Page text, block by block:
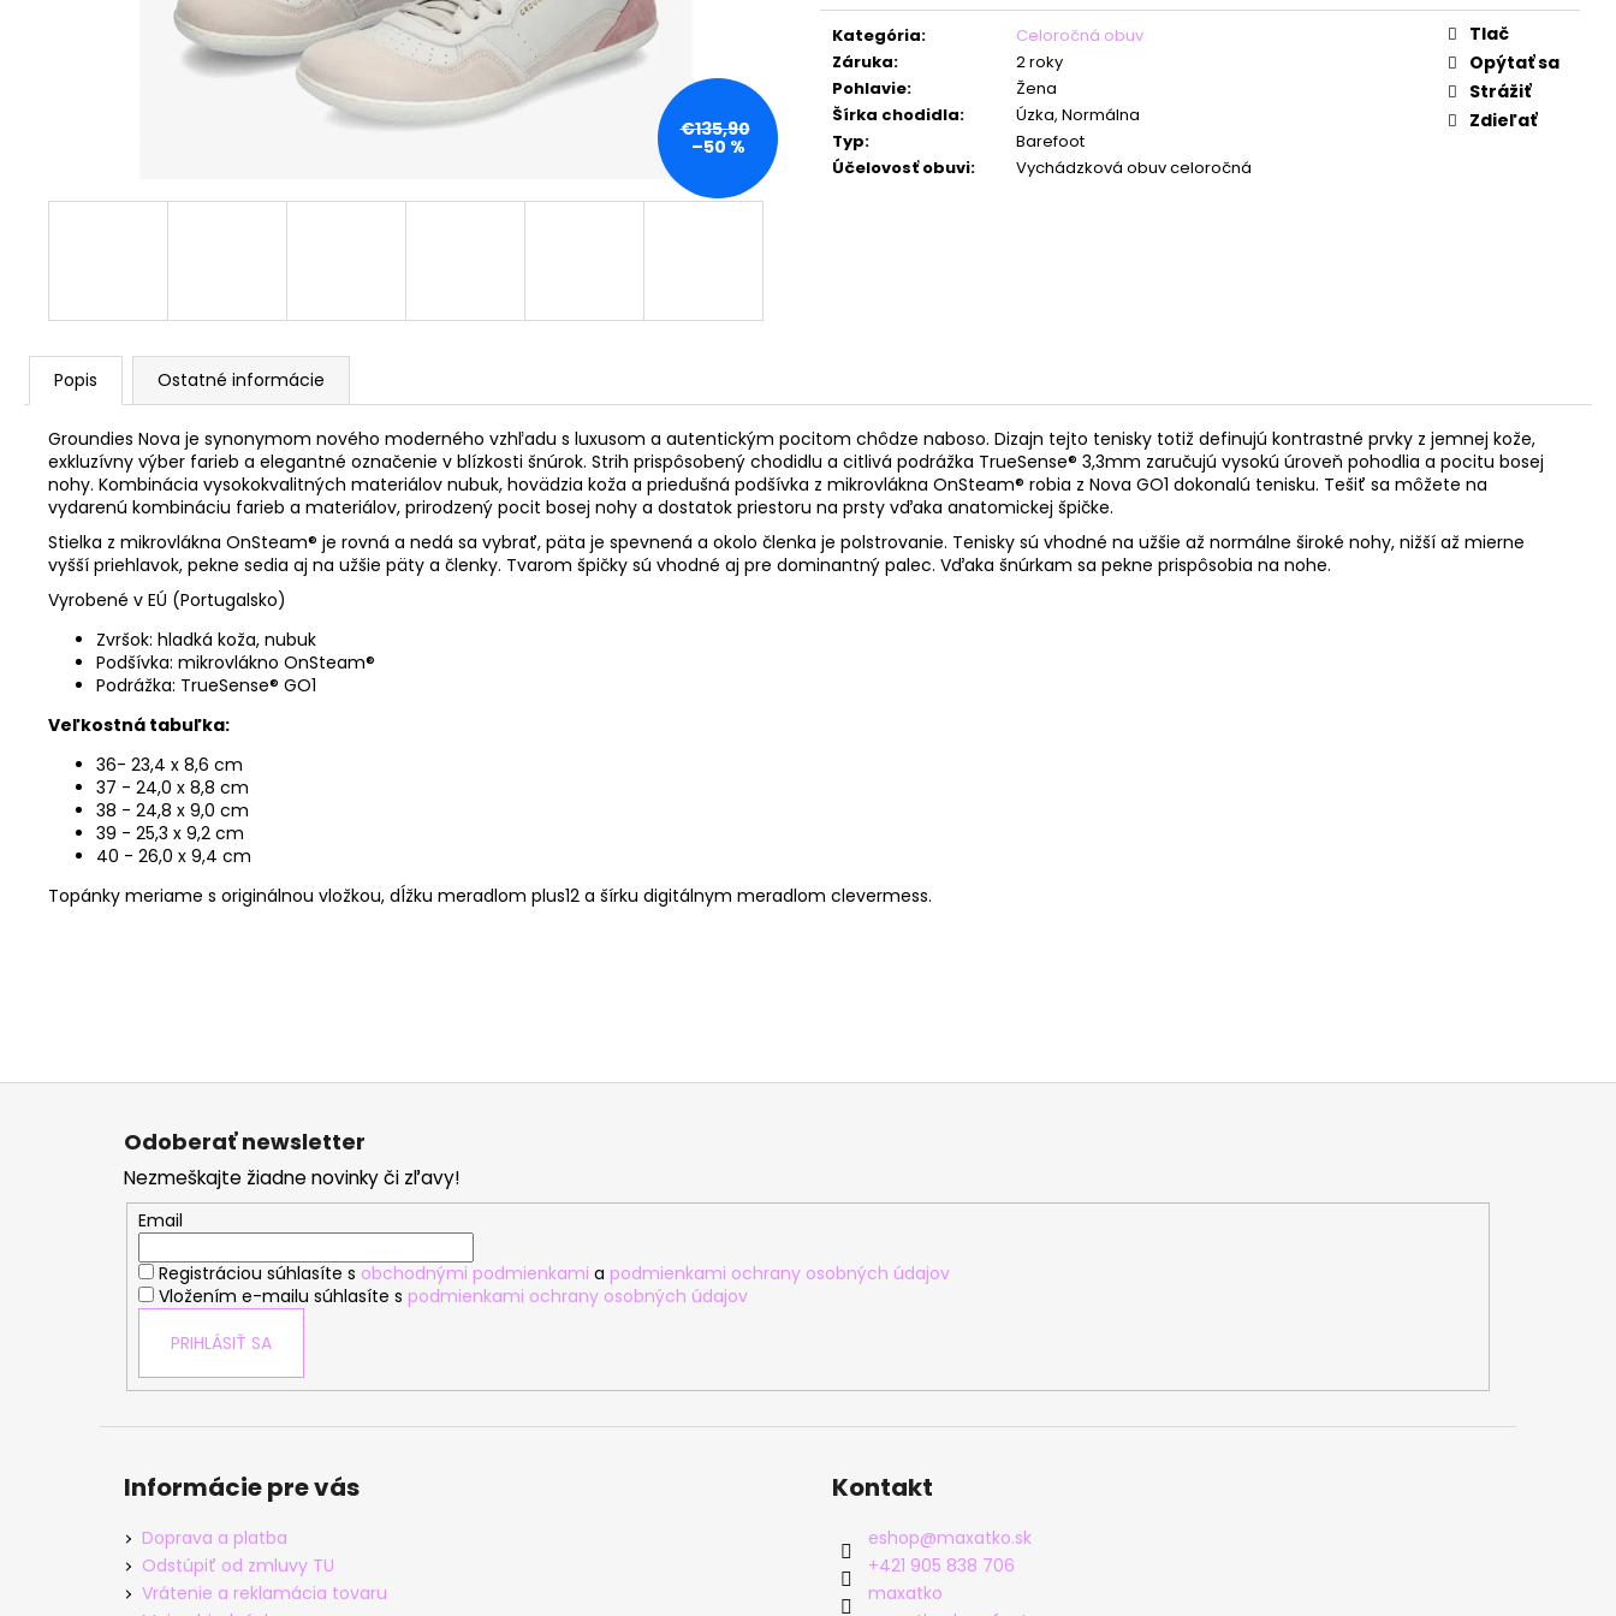
Jednotková
cena:
Kategória:
Celoročná obuv
Záruka:
2 roky
Pohlavie:
Žena
Šírka chodidla:
Úzka, Normálna
Typ:
Barefoot
Účelovosť obuvi: Vychádzková obuv celoročná
Tlač
Opýtať sa
Strážiť
Zdieľať
€135,90
–50 %
Popis Ostatné informácie
Groundies Nova je synonymom nového moderného vzhľadu s luxusom a autentickým pocitom chôdze naboso. Dizajn tejto tenisky totiž definujú kontrastné prvky z jemnej kože,
exkluzívny výber farieb a elegantné označenie v blízkosti šnúrok. Strih prispôsobený chodidlu a citlivá podrážka TrueSense® 3,3mm zaručujú vysokú úroveň pohodlia a pocitu bosej
nohy. Kombinácia vysokokvalitných materiálov nubuk, hovädzia koža a priedušná podšívka z mikrovlákna OnSteam® robia z Nova GO1 dokonalú tenisku. Tešiť sa môžete na
vydarenú kombináciu farieb a materiálov, prirodzený pocit bosej nohy a dostatok priestoru na prsty vďaka anatomickej špičke.
Stielka z mikrovlákna OnSteam® je rovná a nedá sa vybrať, päta je spevnená a okolo členka je polstrovanie. Tenisky sú vhodné na užšie až normálne široké nohy, nižší až mierne
vyšší priehlavok, pekne sedia aj na užšie päty a členky. Tvarom špičky sú vhodné aj pre dominantný palec. Vďaka šnúrkam sa pekne prispôsobia na nohe.
Vyrobené v EÚ (Portugalsko)
Zvršok: hladká koža, nubuk
Podšívka: mikrovlákno OnSteam®
Podrážka: TrueSense® GO1
Veľkostná tabuľka:
36- 23,4 x 8,6 cm
37 - 24,0 x 8,8 cm
38 - 24,8 x 9,0 cm
39 - 25,3 x 9,2 cm
40 - 26,0 x 9,4 cm
Topánky meriame s originálnou vložkou, dĺžku meradlom plus12 a šírku digitálnym meradlom clevermess.
Z
Odoberať newsletter
Nezmeškajte žiadne novinky či zľavy!
Email
Registráciou súhlasíte s obchodnými podmienkami a podmienkami ochrany osobných údajov
Vložením e-mailu súhlasíte s podmienkami ochrany osobných údajov
PRIHLÁSIŤ SA
Informácie pre vás
Doprava a platba
Odstúpiť od zmluvy TU
Vrátenie a reklamácia tovaru
Kontakt
eshop@maxatko.sk
+421 905 838 706
maxatko